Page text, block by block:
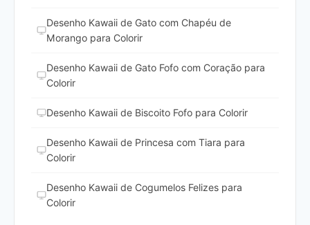
Desenho Kawaii de Gato com Chapéu de
Morango para Colorir
Desenho Kawaii de Gato Fofo com Coração para
Colorir
Desenho Kawaii de Biscoito Fofo para Colorir
Desenho Kawaii de Princesa com Tiara para
Colorir
Desenho Kawaii de Cogumelos Felizes para
Colorir